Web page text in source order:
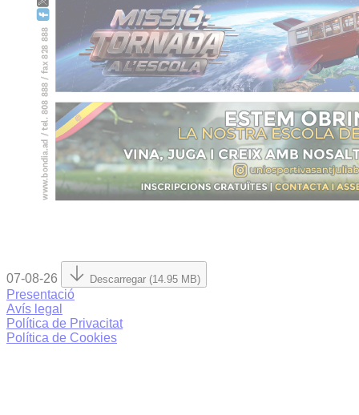
07-08-26 Descarregar (14.95 MB)
Presentació
Avís legal
Política de Privacitat
Política de Cookies